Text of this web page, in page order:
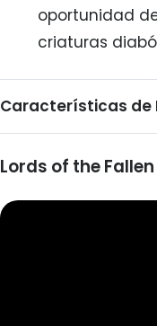
oportunidad
criaturas
Características de
Lords of the